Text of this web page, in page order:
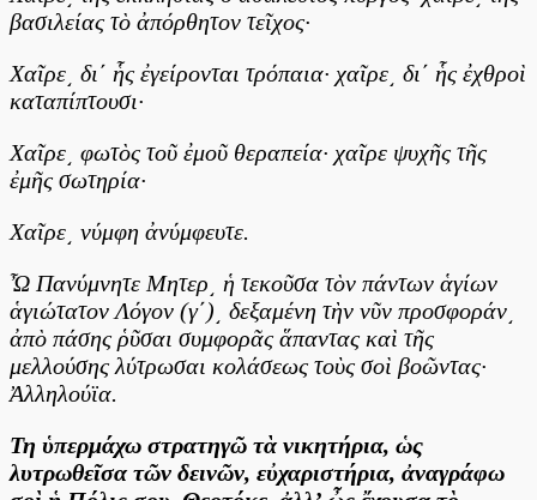
βασιλείας τὸ ἀπόρθητον τεῖχος·
Χαῖρε͵ δι΄ ἧς ἐγείρονται τρόπαια· χαῖρε͵ δι΄ ἧς ἐχθροὶ
καταπίπτουσι·
Χαῖρε͵ φωτὸς τοῦ ἐμοῦ θεραπεία· χαῖρε ψυχῆς τῆς
ἐμῆς σωτηρία·
Χαῖρε͵ νύμφη ἀνύμφευτε.
Ὦ Πανύμνητε Μητερ͵ ἡ τεκοῦσα τὸν πάντων ἁγίων
ἁγιώτατον Λόγον (γ΄)͵ δεξαμένη τὴν νῦν προσφοράν͵
ἀπὸ πάσης ῥῦσαι συμφορᾶς ἅπαντας καὶ τῆς
μελλούσης λύτρωσαι κολάσεως τοὺς σοὶ βοῶντας·
Ἀλληλούϊα.
Τη ὑπερμάχω στρατηγῶ τὰ νικητήρια, ὡς
λυτρωθεῖσα τῶν δεινῶν, εὐχαριστήρια, ἀναγράφω